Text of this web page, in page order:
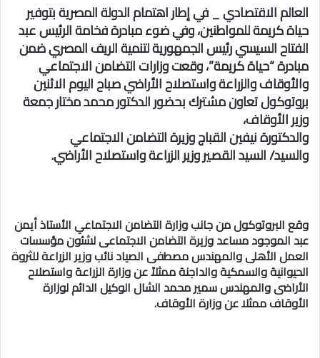
العالم الاقتصادي _ في إطار اهتمام الدولة المصرية بتوفير
حياة كريمة للمواطنين، وفي ضوء مبادرة فخامة الرئيس عبد
الفتاح السيسي رئيس الجمهورية لتنمية الريف المصري ضمن
مبادرة “حياة كريمة”، وقعت وزارات التضامن الاجتماعي
والأوقاف والزراعة واستصلاح الأراضي صباح اليوم الاثنين
بروتوكول تعاون مشترك بحضور الدكتور محمد مختار جمعة
وزير الأوقاف،
والدكتورة نيفين القباج وزيرة التضامن الاجتماعي
والسيد/ السيد القصير وزير الزراعة واستصلاح الأراضي.
وقع البروتوكول من جانب وزارة التضامن الاجتماعي الأستاذ أيمن
عبد الموجود مساعد وزيرة التضامن الاجتماعى لشئون مؤسسات
العمل الأهلى والمهندس مصطفى الصياد نائب وزير الزراعة للثروة
الحيوانية والسمكية والداجنة ممثلاً عن وزارة الزراعة واستصلاح
الأراضى والمهندس سمير محمد الشال الوكيل الدائم لوزارة
الأوقاف ممثلا عن وزارة الأوقاف.